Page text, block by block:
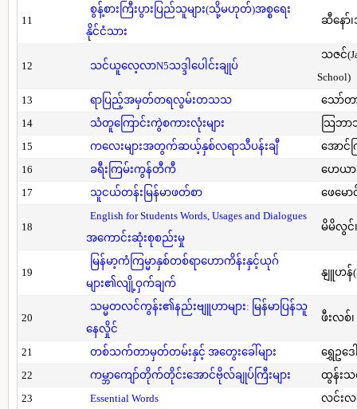
11
စွန့်စားကြီးပွားပြည်သူများ(သို့မဟုတ်)အစ္စရေး
နိုင်ငံသား
ဆီနော်၊
12 သင်ယူလေ့လာN5သဒ္ဒါပေါင်းချုပ်
သဇင်
School)
13
ရာပြည့်အမှတ်တရလွမ်းတသသ
သော်တ
14
သံတူကြောင်းကွဲစကားလုံးများ
သြဘာ
15
ကလေးများအတွက်ဆယ့်နှစ်လရာသီပန်းချီ
အောင်
16
ခရီးကြမ်းကွန်တီကီ
ဟေယာ
17
သူငယ်တန်းမြန်မာဖတ်စာ ဖေမော
18
English for Students Words, Usages and Dialogues
အကောင်းဆုံးစုစည်းမှု
မိမိလွင်၊
19
မြန်မာ့ကံကြမ္မာနှစ်တစ်ရာဟောကိန်းနှင့်ယုဂ်
များ၏လျို့ဝှက်ချက်
နျူဟန်
20
သမ္မတလင်ကွန်း၏နည်းဗျူဟာများ: မြန်မာပြန်သူ
နေလှိုင်
ဖီးလစ်
21 တစ်သက်တာမှတ်တမ်းနှင့် အတွေးခေါ်များ
ရွှေဥဒေ
22
ကမ္ဘာကျော်တိုက်တိုင်းအောင်ဗိုလ်ချုပ်ကြီးများ
ထွန်းသ
23
Essential Words
လင်းလ